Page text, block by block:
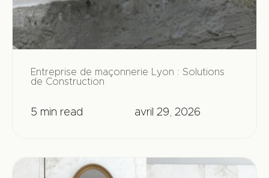
Entreprise de maçonnerie Lyon : Solutions
de Construction
5 min read avril 29, 2026